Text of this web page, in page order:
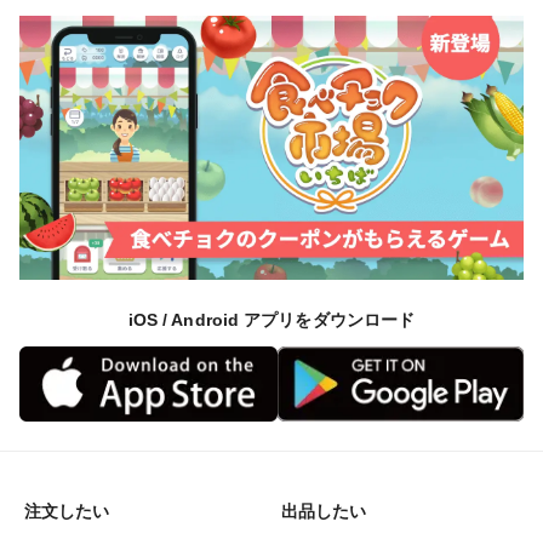
＜味＞
お届けする商品は、令和７年に収穫した、農薬、化学肥
料を使用しない自然栽培でのお米になります。ここで収
穫されたお米は、米・食味分析鑑定コンクールの国際大
会で認定を受けるなど、品質にも自信があります。
https://www.syokumikanteisi.gr.jp/p_k_nagano.htm
また、毎年専門機関で残留農薬の検査を行い、過去連続
残留農薬検査、放射能検査ともに「検出せず」と、皆様
に安心して貰えるお米です。
このお米は、農薬にも肥料にも頼らない自然豊かな大地
が育てたので、炊きあがりの香り、冷めたときにも甘味
があり、もちもち感が心地よいお米です。
◇大自然に感謝！「使わないこだわり」のお米づくり
iOS / Android アプリをダウンロード
注文したい 出品したい